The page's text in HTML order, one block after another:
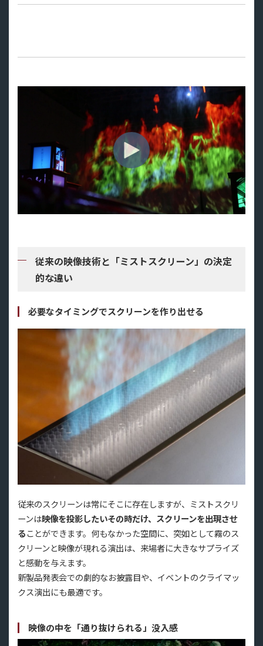
従来の映像技術と「ミストスクリーン」の決定
的な違い
必要なタイミングでスクリーンを作り出せる
従来のスクリーンは常にそこに存在しますが、ミストスクリ
ーンは映像を投影したいその時だけ、スクリーンを出現させ
ることができます。何もなかった空間に、突如として霧のス
クリーンと映像が現れる演出は、来場者に大きなサプライズ
と感動を与えます。
新製品発表会での劇的なお披露目や、イベントのクライマッ
クス演出にも最適です。
映像の中を「通り抜けられる」没入感